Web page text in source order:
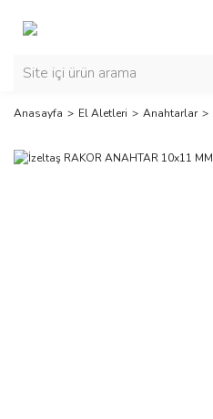
Anasayfa El Aletleri Anahtarlar